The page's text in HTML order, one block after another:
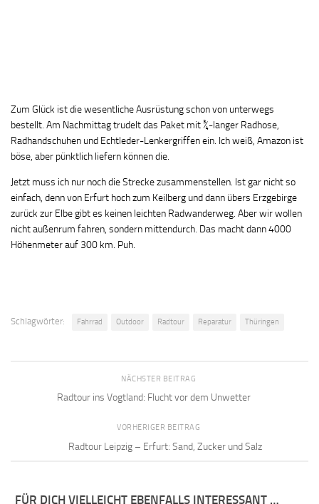
Zum Glück ist die wesentliche Ausrüstung schon von unterwegs
bestellt. Am Nachmittag trudelt das Paket mit ¾-langer Radhose,
Radhandschuhen und Echtleder-Lenkergriffen ein. Ich weiß, Amazon ist
böse, aber pünktlich liefern können die.
Jetzt muss ich nur noch die Strecke zusammenstellen. Ist gar nicht so
einfach, denn von Erfurt hoch zum Keilberg und dann übers Erzgebirge
zurück zur Elbe gibt es keinen leichten Radwanderweg. Aber wir wollen
nicht außenrum fahren, sondern mittendurch. Das macht dann 4000
Höhenmeter auf 300 km. Puh.
Schlagwörter: Fahrrad Outdoor Radtour Reparatur Thüringen
NÄCHSTER BEITRAG
Radtour ins Vogtland: Flucht vor dem Unwetter
VORHERIGER BEITRAG
Radtour Leipzig – Erfurt: Sand, Zucker und Salz
FÜR DICH VIELLEICHT EBENFALLS INTERESSANT …